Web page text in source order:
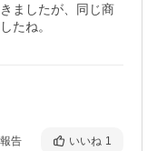
ましたが、同じ商
たね。
告 いいね 1